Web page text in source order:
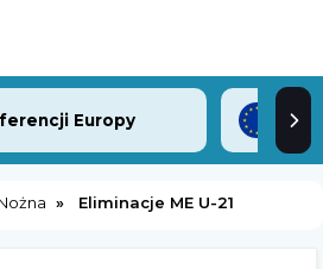
Europy
Eliminacje ME U-21